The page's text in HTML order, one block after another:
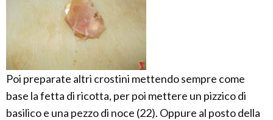
Poi preparate altri crostini mettendo sempre come
base la fetta di ricotta, per poi mettere un pizzico di
basilico e una pezzo di noce (22). Oppure al posto della